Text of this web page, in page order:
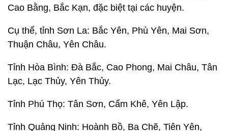
Cao Bằng, Bắc Kạn, đặc biệt tại các huyện.
Cụ thể, tỉnh Sơn La: Bắc Yên, Phù Yên, Mai Sơn,
Thuận Châu, Yên Châu.
Tỉnh Hòa Bình: Đà Bắc, Cao Phong, Mai Châu, Tân
Lạc, Lạc Thủy, Yên Thủy.
Tỉnh Phú Thọ: Tân Sơn, Cẩm Khê, Yên Lập.
Tỉnh Quảng Ninh: Hoành Bồ, Ba Chẽ, Tiên Yên,